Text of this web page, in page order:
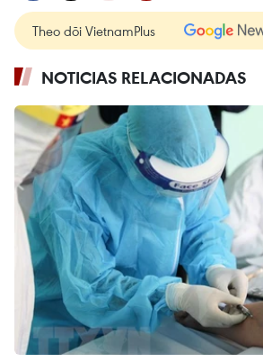
Theo dõi VietnamPlus
NOTICIAS RELACIONADAS